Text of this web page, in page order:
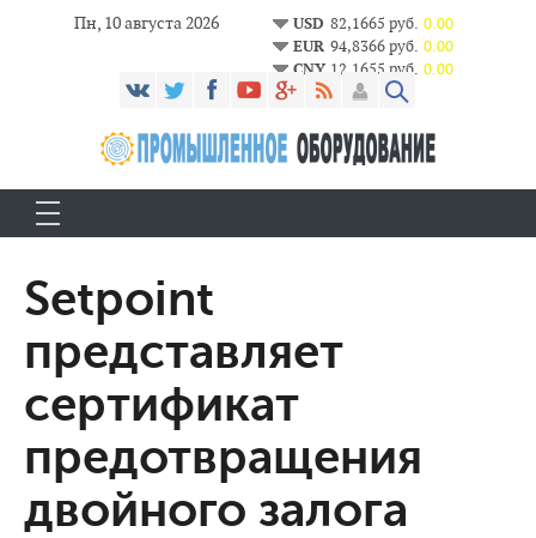
Пн, 10 августа 2026 USD 82,1665 руб. 0.00
EUR 94,8366 руб. 0.00
CNY 12,1655 руб. 0.00
Setpoint
представляет
сертификат
предотвращения
двойного залога